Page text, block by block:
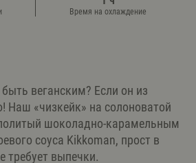
Время на охлаждение
веганским? Если он из
Наш «чизкейк» на солоноватой
шоколадно-карамельным
соуса Kikkoman, прост в
требует выпечки.